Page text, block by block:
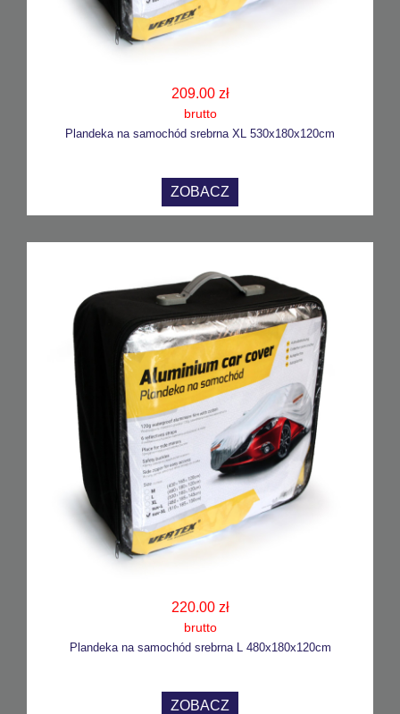
209.00 zł
brutto
Plandeka na samochód srebrna XL 530x180x120cm
ZOBACZ
220.00 zł
brutto
Plandeka na samochód srebrna L 480x180x120cm
ZOBACZ